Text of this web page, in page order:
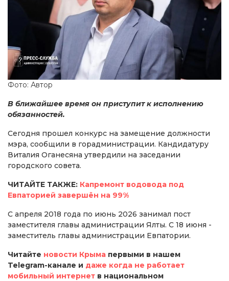
Фото: Автор
В ближайшее время он приступит к исполнению
обязанностей.
Сегодня прошел конкурс на замещение должности
мэра, сообщили в горадминистрации. Кандидатуру
Виталия Оганесяна утвердили на заседании
городского совета.
ЧИТАЙТЕ ТАКЖЕ: Капремонт водовода под
Евпаторией завершён на 99%
С апреля 2018 года по июнь 2026 занимал пост
заместителя главы администрации Ялты. С 18 июня -
заместитель главы администрации Евпатории.
Читайте новости Крыма первыми в нашем
Telegram-канале и даже когда не работает
мобильный интернет в национальном